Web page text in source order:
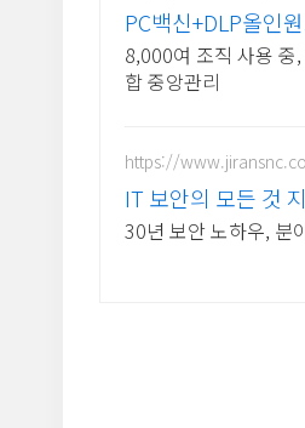
PC백신+DLP올인
8,000여 조직 사용
합 중앙관리
https://
IT 보안의 모든 것
30년 보안 노하우, 분